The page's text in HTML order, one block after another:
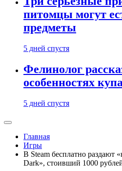
питомцы могут
предметы
5 дней спустя
Фелинолог
особенностях
5 дней спустя
Главная
Игры
В Steam бесплатно раздают
Dark», стоивший 1000